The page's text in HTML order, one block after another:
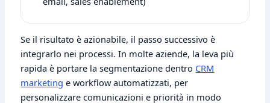
Se il risultato è azionabile, il passo successivo è
integrarlo nei processi. In molte aziende, la leva più
rapida è portare la segmentazione dentro CRM
marketing e workflow automatizzati, per
personalizzare comunicazioni e priorità in modo